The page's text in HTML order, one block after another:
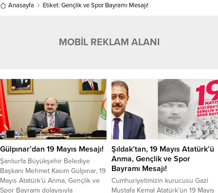
Anasayfa Etiket: Gençlik ve Spor Bayramı Mesajı!
MOBİL REKLAM ALANI
Gülpınar’dan 19 Mayıs Mesajı!
Şanlıurfa Büyükşehir Belediye
Başkanı Mehmet Kasım Gülpınar, 19
Mayıs Atatürk’ü Anma, Gençlik ve
Spor Bayramı dolayısıyla
Şıldak’tan, 19 Mayıs Atatürk’ü
Anma, Gençlik ve Spor
Bayramı Mesajı!
Cumhuriyetimizin kurucusu Gazi
Mustafa Kemal Atatürk’ün 19 Mayıs